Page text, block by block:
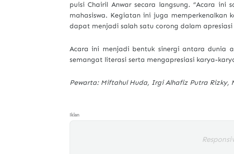
puisi Chairil Anwar secara langsung. “Acara
mahasiswa. Kegiatan ini juga
dapat menjadi salah satu corong dalam
Acara ini menjadi bentuk sinergi antara dunia
semangat literasi serta mengapresiasi karya-
Pewarta: Miftahul Huda, Irgi Alhafiz Putra Rizky,
Iklan